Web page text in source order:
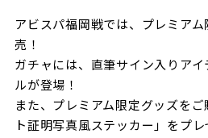
メディア
アカデミー
スクール
チケット販売スケジュール
️スタジアムを知る
スタジアムアクセス
スタジアムマップ
選手・スタッフ紹介
ファンクラブ
クラブゼルビスタへの入会
シーズンシート
グッズを買う
グッズを買うトップ
オンラインストア
ホームタウン
ホームタウントップ
アビスパ福岡戦では、プレミア
売！
ガチャには、直筆サイン入りア
ルが登場！
また、プレミアム限定グッズを
ト証明写真風ステッカー」をプレ